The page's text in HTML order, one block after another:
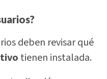
deben revisar qué
tienen instalada.